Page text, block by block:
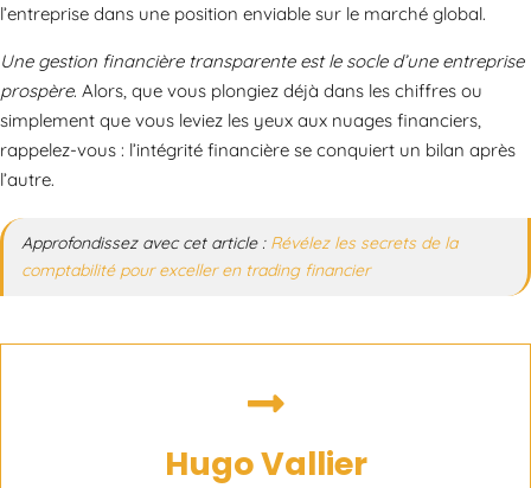
l’entreprise dans une position enviable sur le marché global.
Une gestion financière transparente est le socle d’une entreprise
prospère. Alors, que vous plongiez déjà dans les chiffres ou
simplement que vous leviez les yeux aux nuages financiers,
rappelez-vous : l’intégrité financière se conquiert un bilan après
l’autre.
Approfondissez avec cet article : Révélez les secrets de la
comptabilité pour exceller en trading financier
Hugo Vallier